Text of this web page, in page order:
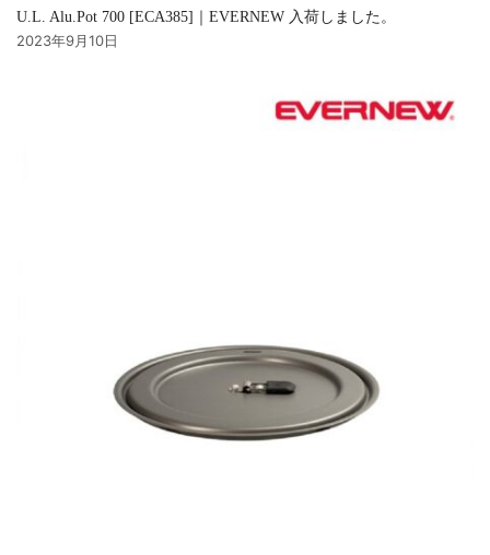
U.L. Alu.Pot 700 [ECA385]｜EVERNEW 入荷しました。
2023年9月10日